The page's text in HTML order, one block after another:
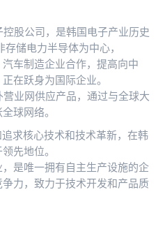
股公司，是韩国电子产业历史
储电力半导体为中心，
车制造企业合作，提高向中
在跃身为国际企业。
业网供应产品，通过与全球大
球网络。
求核心技术和技术革新，在韩
先地位。
是唯一拥有自主生产设施的企
力，致力于技术开发和产品质